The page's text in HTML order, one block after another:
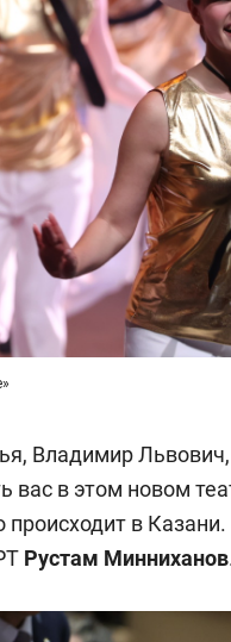
Владимир
вас в этом новом
происходит в
Рустам Минниханов